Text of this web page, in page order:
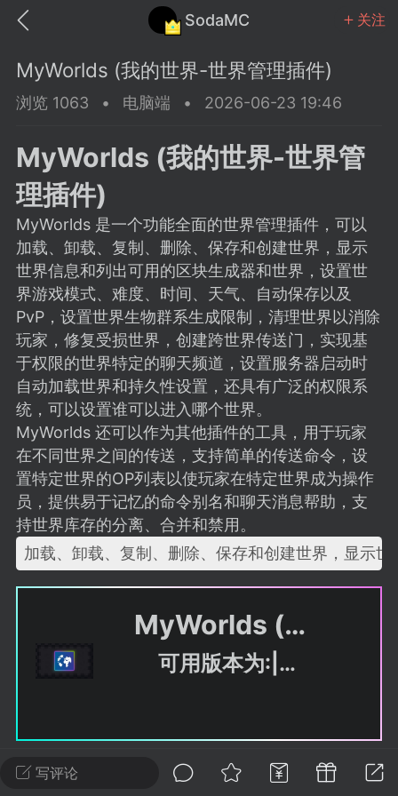
SodaMC 关注
文社区 SodaMC
教程 材质 社区
潮涌核心
永久赞助者
11-27 02:06
电脑端 社区规则
议贴】SodaMC 的改进与建议 🧃
社区的建议&反馈板块，欢迎每
在这里畅所欲言，提出你对 社区功能、
、管理方式等方面 的任何想法！...
11 5.9k
永久赞助者
整合包分享
主页反馈贴
写评论
MyWorlds (我的世界-世界管理插件)
浏览 1063 • 电脑端 • 2026-06-23 19:46
MyWorlds (我的世界-世界管
理插件)
MyWorlds 是一个功能全面的世界管理插件，可以
加载、卸载、复制、删除、保存和创建世界，显示
世界信息和列出可用的区块生成器和世界，设置世
界游戏模式、难度、时间、天气、自动保存以及
PvP，设置世界生物群系生成限制，清理世界以消除
玩家，修复受损世界，创建跨世界传送门，实现基
于权限的世界特定的聊天频道，设置服务器启动时
自动加载世界和持久性设置，还具有广泛的权限系
统，可以设置谁可以进入哪个世界。
MyWorlds 还可以作为其他插件的工具，用于玩家
在不同世界之间的传送，支持简单的传送命令，设
置特定世界的OP列表以使玩家在特定世界成为操作
员，提供易于记忆的命令别名和聊天消息帮助，支
持世界库存的分离、合并和禁用。
加载、卸载、复制、删除、保存和创建世界，显示
MyWorlds (我的世界-世界管理插件)
可用版本为:|1.8|1.9|1.10|1.11|1.12|1.13|1.14|1.15|1.16|1.17|1.18|1.19|1.20